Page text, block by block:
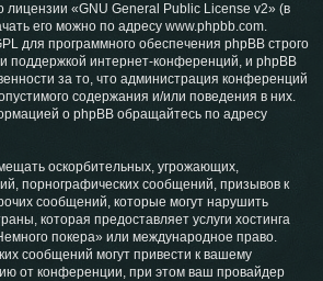
лицензии «GNU General Public License v2» (в
его можно по адресу www.phpbb.com.
для программного обеспечения phpBB строго
поддержкой интернет-конференций, и phpBB
за то, что администрация конференций
содержания и/или поведения в них.
о phpBB обращайтесь по адресу
оскорбительных, угрожающих,
порнографических сообщений, призывов к
сообщений, которые могут нарушить
которая предоставляет услуги хостинга
покера» или международное право.
сообщений могут привести к вашему
от конференции, при этом ваш провайдер